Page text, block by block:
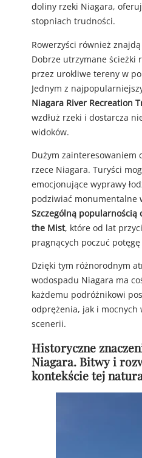
doliny rzeki Niagara,
stopniach trudności.
Rowerzyści również
Dobrze utrzymane ścieżki
przez urokliwe tereny w
Jednym z
Niagara River Recreation
wzdłuż rzeki i dostarcza
widoków.
Dużym zainteresowaniem
rzece Niagara. Turyści
emocjonujące wyprawy
podziwiać monumentalne
Szczególną popularnością
the Mist, które od lat
pragnących poczuć
Dzięki tym różnorodnym
wodospadu Niagara ma
każdemu podróżnikowi
odprężenia, jak i mocnych
scenerii.
Historyczne
Niagara. Bitwy i
kontekście tej